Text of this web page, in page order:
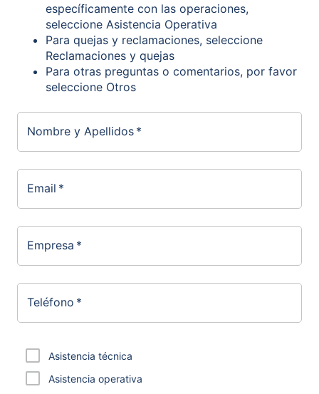
específicamente con las operaciones,
seleccione Asistencia Operativa
Para quejas y reclamaciones, seleccione
Reclamaciones y quejas
Para otras preguntas o comentarios, por favor
seleccione Otros
Nombre y Apellidos *
Email *
Empresa *
Teléfono *
Asistencia técnica
Asistencia operativa